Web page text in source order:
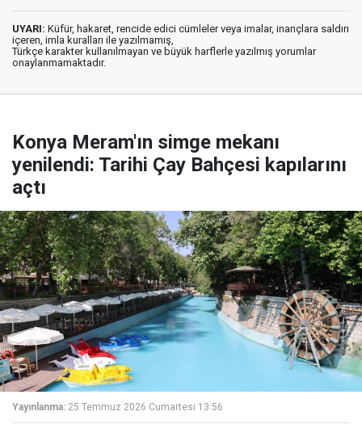
UYARI: Küfür, hakaret, rencide edici cümleler veya imalar, inançlara saldırı
içeren, imla kuralları ile yazılmamış,
Türkçe karakter kullanılmayan ve büyük harflerle yazılmış yorumlar
onaylanmamaktadır.
Konya Meram'ın simge mekanı
yenilendi: Tarihi Çay Bahçesi kapılarını
açtı
Yayınlanma: 25 Temmuz 2026 Cumartesi 13:56